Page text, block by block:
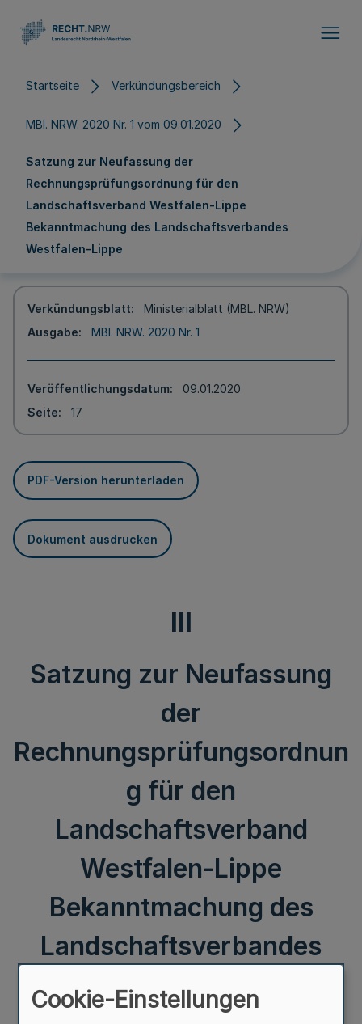
Startseite Verkündungsbereich
MBl. NRW. 2020 Nr. 1 vom 09.01.2020
Satzung zur Neufassung der
Rechnungsprüfungsordnung für den
Landschaftsverband Westfalen-Lippe
Bekanntmachung des Landschaftsverbandes
Westfalen-Lippe
Verkündungsblatt
Ministerialblatt (MBL. NRW)
Ausgabe
MBl. NRW. 2020 Nr. 1
Veröffentlichungsdatum
09.01.2020
Seite
17
PDF-Version herunterladen
Dokument ausdrucken
III
Satzung zur Neufassung
der
Rechnungsprüfungsordnun
g für den
Landschaftsverband
Westfalen-Lippe
Bekanntmachung des
Landschaftsverbandes
Westfalen-Lippe
Cookie-Einstellungen